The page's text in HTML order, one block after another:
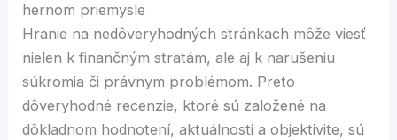
hernom priemysle
Hranie na nedôveryhodných stránkach môže viesť
nielen k finančným stratám, ale aj k narušeniu
súkromia či právnym problémom. Preto
dôveryhodné recenzie, ktoré sú založené na
dôkladnom hodnotení, aktuálnosti a objektivite, sú